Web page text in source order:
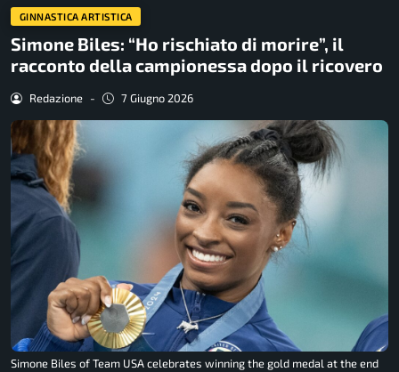
GINNASTICA ARTISTICA
Simone Biles: “Ho rischiato di morire”, il
racconto della campionessa dopo il ricovero
Redazione - 7 Giugno 2026
Simone Biles of Team USA celebrates winning the gold medal at the end